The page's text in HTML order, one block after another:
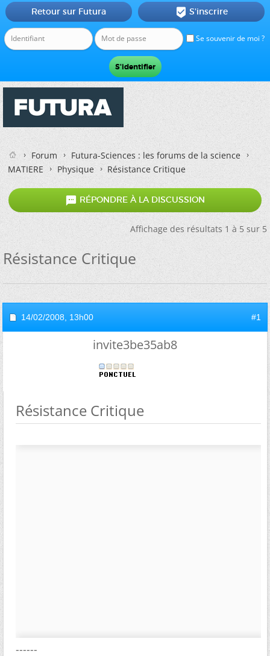
Se souvenir de moi ?
Retour sur Futura  S'inscrire
Forum
Futura-Sciences : les forums de la science
MATIERE
Physique Résistance Critique
 RÉPONDRE À LA DISCUSSION
Affichage des résultats 1 à 5 sur 5
Résistance Critique
14/02/2008, 13h00 #1
invite3be35ab8
Résistance Critique
------